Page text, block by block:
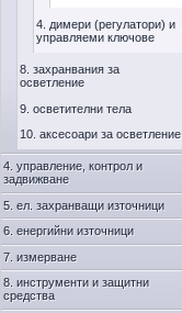
4. димери (регулатори) и
управляеми ключове
8. захранвания за
осветление
9. осветителни тела
10. аксесоари за осветление
4. управление, контрол и
задвижване
5. ел. захранващи източници
6. енергийни източници
7. измерване
8. инструменти и защитни
средства